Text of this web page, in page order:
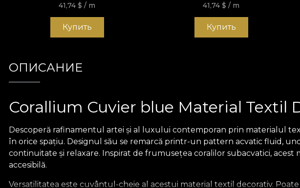
41,74$ / m
Купить
41,74$ / m
Купить
ОПИСАНИЕ
Corallium Cuvier blue Material Textil
Descoperă rafinamentul artei și al luxului contemporan prin materialul
în orice spațiu. Designul său se remarcă printr-un pattern acvatic fluid,
continuitate și relaxare. Inspirat de frumusețea coralilor subacvatici,
accesibilă.
Versatilitatea este cuvântul-cheie al acestui material textil decorativ.